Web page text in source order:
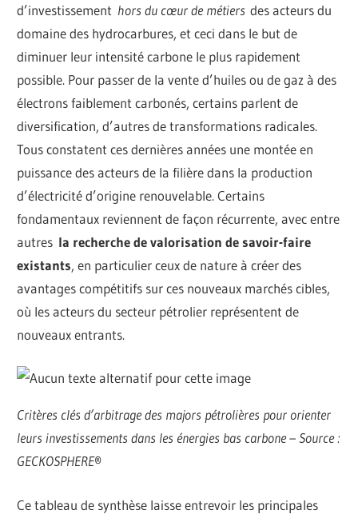
d’investissement hors du cœur de métiersdes acteurs du
domaine des hydrocarbures, et ceci dans le but de
diminuer leur intensité carbone le plus rapidement
possible. Pour passer de la vente d’huiles ou de gaz à des
électrons faiblement carbonés, certains parlent de
diversification, d’autres de transformations radicales.
Tous constatent ces dernières années une montée en
puissance des acteurs de la filière dans la production
d’électricité d’origine renouvelable. Certains
fondamentaux reviennent de façon récurrente, avec entre
autres la recherche de valorisation de savoir-faire
existants, en particulier ceux de nature à créer des
avantages compétitifs sur ces nouveaux marchés cibles,
où les acteurs du secteur pétrolier représentent de
nouveaux entrants.
Critères clés d’arbitrage des majors pétrolières pour orienter
leurs investissements dans les énergies bas carbone – Source :
GECKOSPHERE®
Ce tableau de synthèse laisse entrevoir les principales